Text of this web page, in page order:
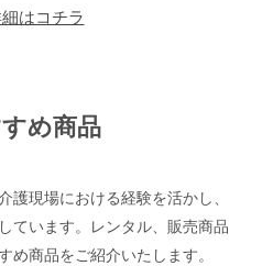
はコチラ
め商品
護現場における経験を活かし、
ています。レンタル、販売商品
商品をご紹介いたします。